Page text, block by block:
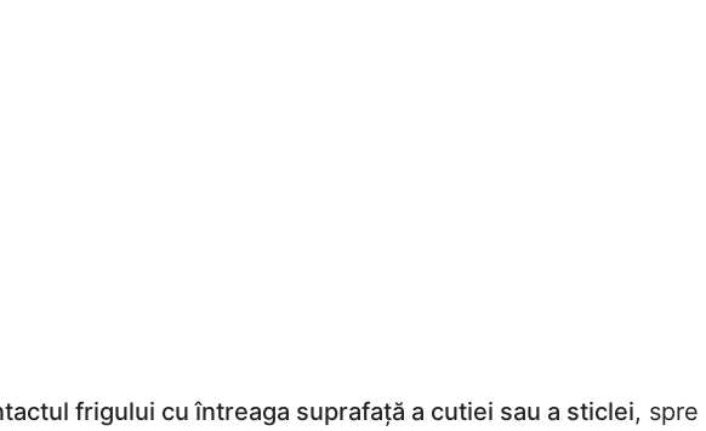
frigului cu întreaga suprafață a cutiei sau a sticlei, spre